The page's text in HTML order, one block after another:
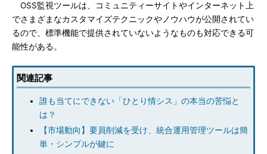
OSS監視ツールは、コミュニティーサイトやインターネット上
でさまざまなカスタマイズテクニックやノウハウが公開されてい
るので、標準機能で提供されていないようなものも対応できる可
能性がある。
関連記事
誰も当てにできない「ひとり情シス」の本当の苦悩と
は？
【市場動向】要員削減を受け、統合運用管理ツールは簡
単・シンプルが鍵に